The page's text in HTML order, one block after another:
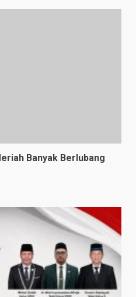
Banyak Berlubang